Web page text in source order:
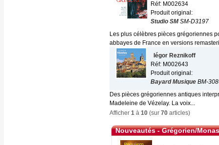
Réf: M002634
Produit original:
Studio SM SM-D3197
Les plus célèbres pièces grégoriennes
abbayes de France en versions
Iégor Reznikoff
Réf: M002643
Produit original:
Bayard Musique BM-
Des pièces grégoriennes antiques
Madeleine de Vézelay. La voix...
Afficher 1 à 10 (sur 70 articles)
Nouveautés - Grégorien/